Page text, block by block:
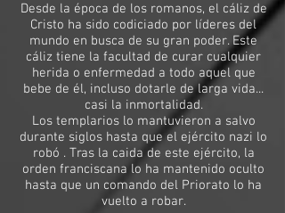
Desde la época de los romanos, el cáliz de
Cristo ha sido codiciado por líderes del
mundo en busca de su gran poder. Este
cáliz tiene la facultad de curar cualquier
herida o enfermedad a todo aquel que
bebe de él, incluso dotarle de larga vida...
casi la inmortalidad.
Los templarios lo mantuvieron a salvo
durante siglos hasta que el ejército nazi lo
robó . Tras la caida de este ejército, la
orden franciscana lo ha mantenido oculto
hasta que un comando del Priorato lo ha
vuelto a robar.